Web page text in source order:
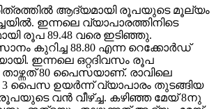
ആദ്യമായി രൂപയുടെ മൂല്യം
ഇന്നലെ വ്യാപാരത്തിനിടെ
രൂപ 89.48 വരെ ഇടിഞ്ഞു.
കുറിച്ച 88.80 എന്ന റെക്കോര്‍ഡ്
ഇന്നലെ ഒറ്റദിവസം രൂപ
80 പൈസയാണ്. രാവിലെ
3 പൈസ ഉയര്‍ന്ന് വ്യാപാരം തുടങ്ങിയ
വന്‍ വീഴ്ച്ച. കഴിഞ്ഞ മേയ് 8നു